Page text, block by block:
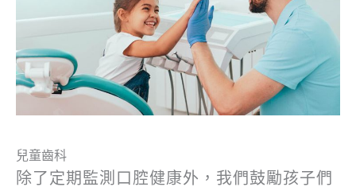
兒童齒科
除了定期監測口腔健康外，我們鼓勵孩子們